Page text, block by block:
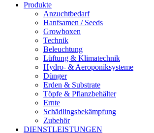
Produkte
Anzuchtbedarf
Hanfsamen / Seeds
Growboxen
Technik
Beleuchtung
Lüftung & Klimatechnik
Hydro- & Aeroponiksysteme
Dünger
Erden & Substrate
Töpfe & Pflanzbehälter
Ernte
Schädlingsbekämpfung
Zubehör
DIENSTLEISTUNGEN